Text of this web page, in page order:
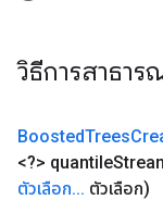
วิธีการสาธาร
BoostedTrees
<?> quantile
ตัวเลือก... ตัวเลือก)